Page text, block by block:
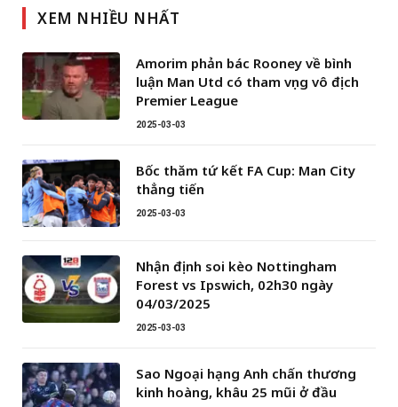
XEM NHIỀU NHẤT
Amorim phản bác Rooney về bình
luận Man Utd có tham vọng vô địch
Premier League
2025-03-03
Bốc thăm tứ kết FA Cup: Man City
thẳng tiến
2025-03-03
Nhận định soi kèo Nottingham
Forest vs Ipswich, 02h30 ngày
04/03/2025
2025-03-03
Sao Ngoại hạng Anh chấn thương
kinh hoàng, khâu 25 mũi ở đầu